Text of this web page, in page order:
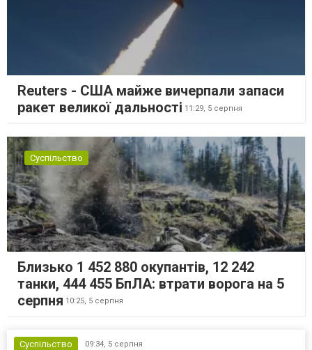
Reuters - США майже вичерпали запаси
ракет великої дальності 11:29, 5 серпня
Суспільство
Близько 1 452 880 окупантів, 12 242
танки, 444 455 БпЛА: втрати ворога на 5
серпня 10:25, 5 серпня
Суспільство 09:34, 5 серпня